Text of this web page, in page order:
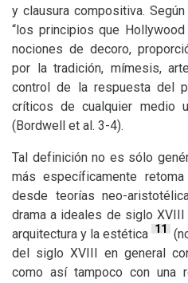
y clausura compositiva.
“los principios que
nociones de decoro,
por la tradición, mímesis,
control de la respuesta del
críticos de cualquier medio
(Bordwell et al. 3-4).
Tal definición no es sólo
más específicamente
desde teorías neo-
drama a ideales de siglo XVIII
arquitectura y la estética 11
del siglo XVIII en general
como así tampoco con una